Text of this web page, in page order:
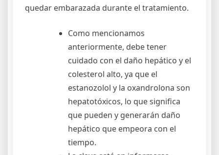
quedar embarazada durante el tratamiento.
Como mencionamos
anteriormente, debe tener
cuidado con el daño hepático y el
colesterol alto, ya que el
estanozolol y la oxandrolona son
hepatotóxicos, lo que significa
que pueden y generarán daño
hepático que empeora con el
tiempo.